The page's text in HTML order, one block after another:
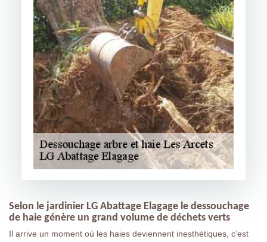
Selon le jardinier LG Abattage Elagage le dessouchage
de haie génère un grand volume de déchets verts
Il arrive un moment où les haies deviennent inesthétiques, c’est